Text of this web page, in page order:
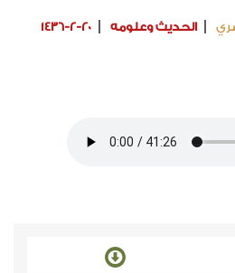
الحديث وعلومه
1436-2-20